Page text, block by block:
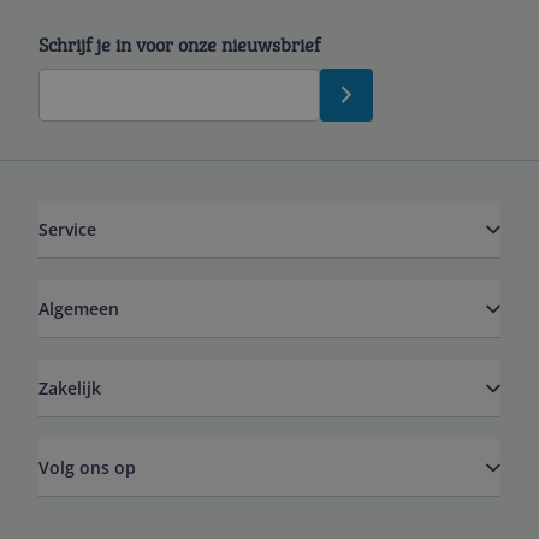
Schrijf je in voor onze nieuwsbrief
Service
Algemeen
Zakelijk
Volg ons op